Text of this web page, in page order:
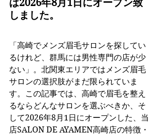
は2026年8月1日にオープン致
しました。
「高崎でメンズ眉毛サロンを探してい
るけれど、群馬には男性専門の店が少
ない」。北関東エリアではメンズ眉毛
サロンの選択肢がまだ限られていま
す。この記事では、高崎で眉毛を整え
るならどんなサロンを選ぶべきか、そ
して2026年8月1日にオープンした、当
店SALON DE AYAMEN高崎店の特徴・